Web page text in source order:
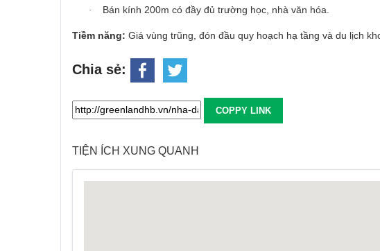
· Bán kính 200m có đầy đủ trường học, nhà văn hóa.
Tiềm năng: Giá vùng trũng, đón đầu quy hoạch hạ tầng và du lịch
Chia sẻ:
COPPY LINK
TIỆN ÍCH XUNG QUANH